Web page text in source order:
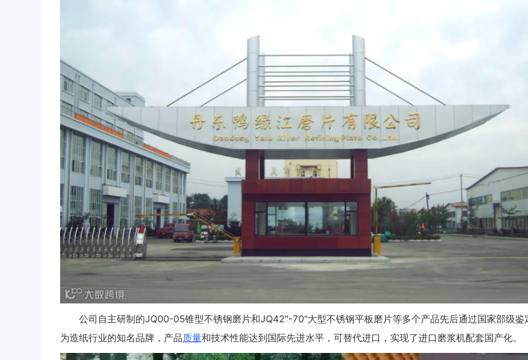
公司自主研制的JQ00-05锥型不锈钢磨片和JQ42"-70"大型不锈钢平板磨片等多个产品先后通过国家部级鉴
为造纸行业的知名品牌，产品质量和技术性能达到国际先进水平，可替代进口，实现了进口磨浆机配套国产化。